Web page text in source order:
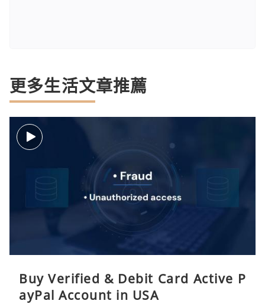
更多生活文章推薦
Buy Verified & Debit Card Active P
ayPal Account in USA